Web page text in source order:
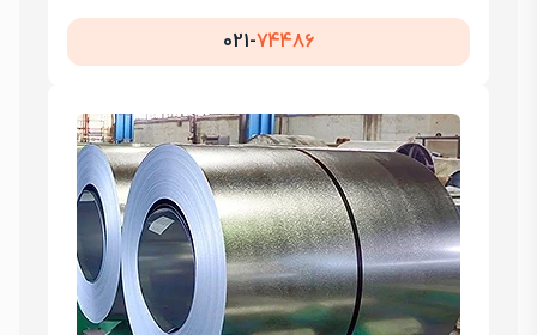
021-74486